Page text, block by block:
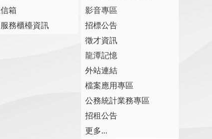
箱
務櫃檯資訊
影音專區
招標公告
徵才資訊
龍潭記憶
外站連結
檔案應用專區
公務統計業務專區
招租公告
更多...